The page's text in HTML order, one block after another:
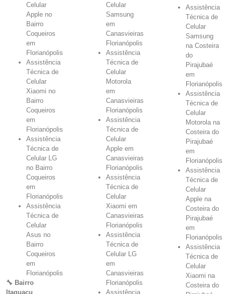
Celular
Apple no
Bairro
Coqueiros
em
Florianópolis
Assistência
Técnica de
Celular
Xiaomi no
Bairro
Coqueiros
em
Florianópolis
Assistência
Técnica de
Celular LG
no Bairro
Coqueiros
em
Florianópolis
Assistência
Técnica de
Celular
Asus no
Bairro
Coqueiros
em
Florianópolis
🔧 Bairro
Itaguaçu
Celular
Samsung
em
Canasvieiras
Florianópolis
Assistência
Técnica de
Celular
Motorola
em
Canasvieiras
Florianópolis
Assistência
Técnica de
Celular
Apple em
Canasvieiras
Florianópolis
Assistência
Técnica de
Celular
Xiaomi em
Canasvieiras
Florianópolis
Assistência
Técnica de
Celular LG
em
Canasvieiras
Florianópolis
Assistência
Assistência
Técnica de
Celular
Samsung
na Costeira
do
Pirajubaé
em
Florianópolis
Assistência
Técnica de
Celular
Motorola na
Costeira do
Pirajubaé
em
Florianópolis
Assistência
Técnica de
Celular
Apple na
Costeira do
Pirajubaé
em
Florianópolis
Assistência
Técnica de
Celular
Xiaomi na
Costeira do